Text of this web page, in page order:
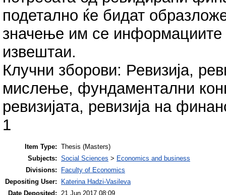
подетално ќе бидат
значење им се
извештаи.
Клучни зборови: Ревизија,
мислење, фундаментални
ревизијата, ревизија на
1
Item Type: Thesis (Masters)
Subjects: Social Sciences > Economics and business
Divisions:
Faculty of Economics
Depositing User:
Katerina Hadzi-Vasileva
Date Deposited: 21 Jun 2017 08:09